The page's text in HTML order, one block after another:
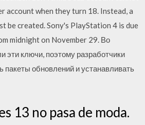
account when they turn 18. Instead, a
be created. Sony's PlayStation 4 is due
midnight on November 29. Во
эти ключи, поэтому разработчики
пакеты обновлений и устанавливать
13 no pasa de moda.